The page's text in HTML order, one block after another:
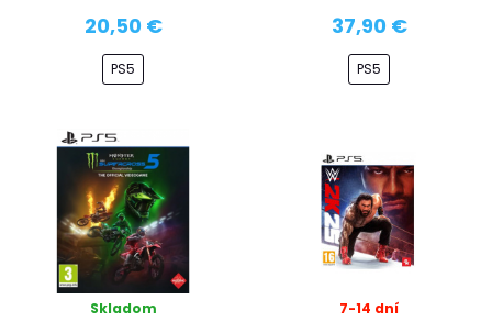
20,50 €
PS5
37,90 €
PS5
Skladom
7-14 dní